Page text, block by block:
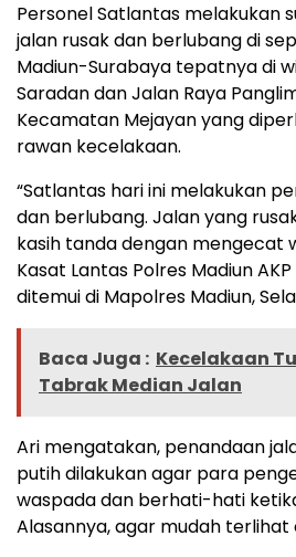
Personel Satlantas melakukan
jalan rusak dan berlubang di
Madiun-Surabaya tepatnya di
Saradan dan Jalan Raya
Kecamatan Mejayan yang
rawan kecelakaan.
“Satlantas hari ini melakukan
dan berlubang. Jalan yang
kasih tanda dengan mengecat
Kasat Lantas Polres Madiun
ditemui di Mapolres Madiun,
Baca Juga : Kecelakaan
Tabrak Median Jalan
Ari mengatakan, penandaan
putih dilakukan agar para
waspada dan ber­hati-hati
Alasannya, agar mudah